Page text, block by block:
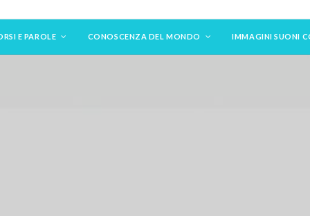
E PAROLE CONOSCENZA DEL MONDO IMMAGINI SUONI